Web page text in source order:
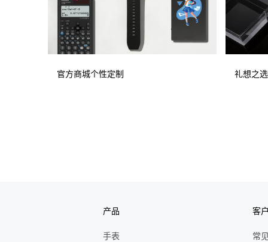
官方商城个性定制 礼想之选
产品
手表
客
常